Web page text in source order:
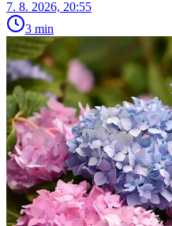
7. 8. 2026, 20:55
3 min